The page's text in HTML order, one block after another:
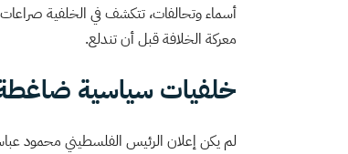
أسماء وتحالفات، تتكشف في الخلفية
معركة الخلافة قبل أن تندلع.
خلفيات سياسية ضاغطة:
لم يكن إعلان الرئيس الفلسطيني محمود